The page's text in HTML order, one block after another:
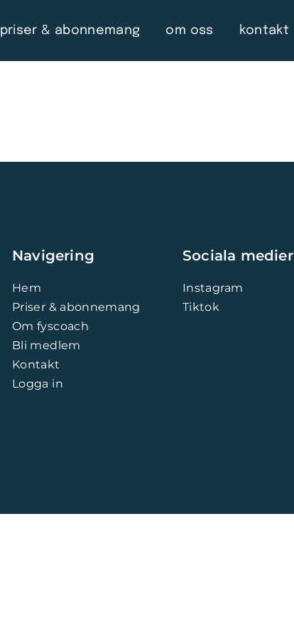
priser & abonnemang om oss kontakt
Navigering
Hem
Priser & abonnemang
Om fyscoach
Bli medlem
Kontakt
Logga in
Sociala medier
Instagram
Tiktok